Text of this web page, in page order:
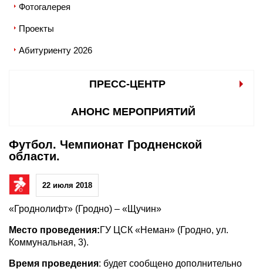
Фотогалерея
Проекты
Абитуриенту 2026
ПРЕСС-ЦЕНТР
АНОНС МЕРОПРИЯТИЙ
Футбол. Чемпионат Гродненской
области.
22 июля 2018
«Гроднолифт» (Гродно) – «Щучин»
Место проведения:ГУ ЦСК «Неман» (Гродно, ул.
Коммунальная, 3).
Время проведения: будет сообщено дополнительно